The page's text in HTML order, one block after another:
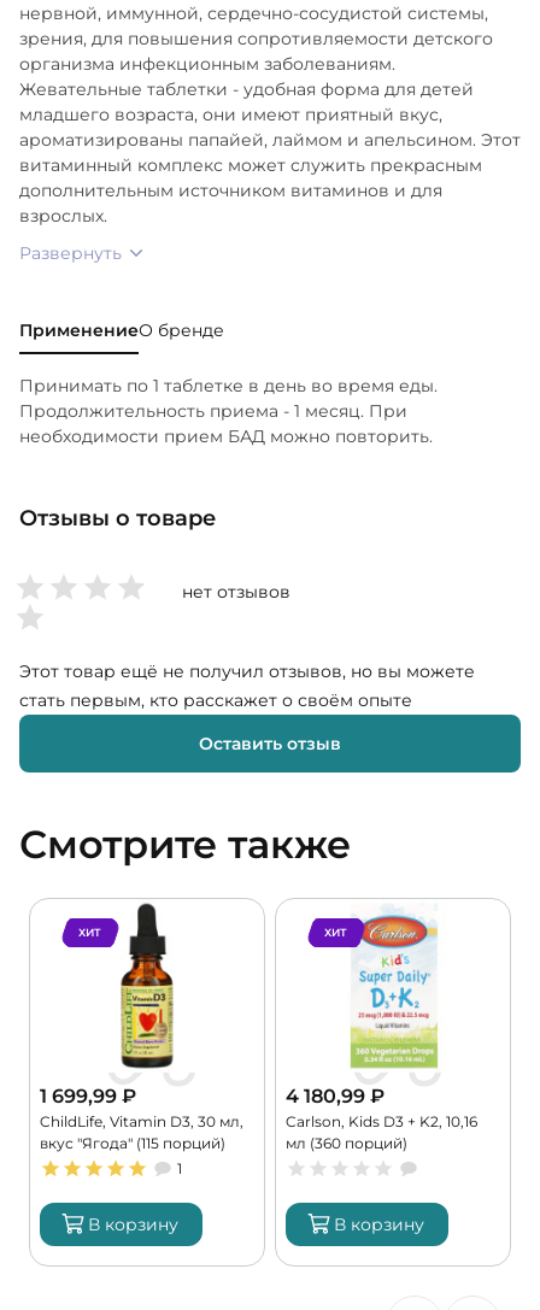
нервной, иммунной, сердечно-сосудистой системы,
зрения, для повышения сопротивляемости детского
организма инфекционным заболеваниям.
Жевательные таблетки - удобная форма для детей
младшего возраста, они имеют приятный вкус,
ароматизированы папайей, лаймом и апельсином. Этот
витаминный комплекс может служить прекрасным
дополнительным источником витаминов и для
взрослых.
Развернуть
ПрименениеО бренде
Принимать по 1 таблетке в день во время еды.
Продолжительность приема - 1 месяц. При
необходимости прием БАД можно повторить.
Отзывы о товаре
нет отзывов
Этот товар ещё не получил отзывов, но вы можете
стать первым, кто расскажет о своём опыте
Оставить отзыв
Смотрите также
ХИТ
1 699,99 ₽
ChildLife, Vitamin D3, 30 мл,
вкус "Ягода" (115 порций)
1
В корзину
ХИТ
4 180,99 ₽
Carlson, Kids D3 + K2, 10,16
мл (360 порций)
В корзину